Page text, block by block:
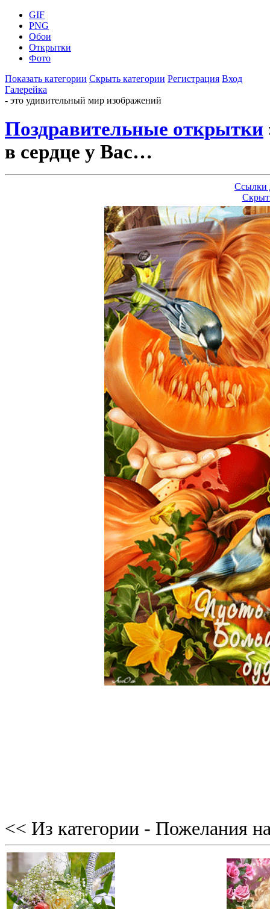
GIF
PNG
Обои
Открытки
Фото
Показать категории Скрыть категории Регистрация Вход
Галерейка
- это удивительный мир изображений
Поздравительные открытки
в сердце у Вас…
Ссылки
<< Из категории - Пожелания